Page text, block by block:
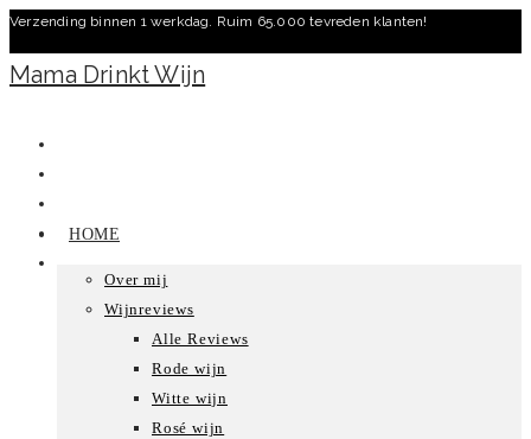
Ga
naar
inhoud
Verzending binnen 1 werkdag. Ruim 65.000 tevreden klanten!
Mama Drinkt Wijn
HOME
Over mij
Wijnreviews
Alle Reviews
Rode wijn
Witte wijn
Rosé wijn